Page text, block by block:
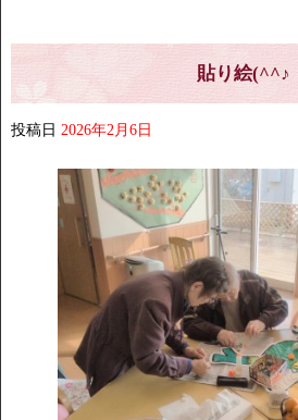
貼り絵(^^♪
投稿日 2026年2月6日